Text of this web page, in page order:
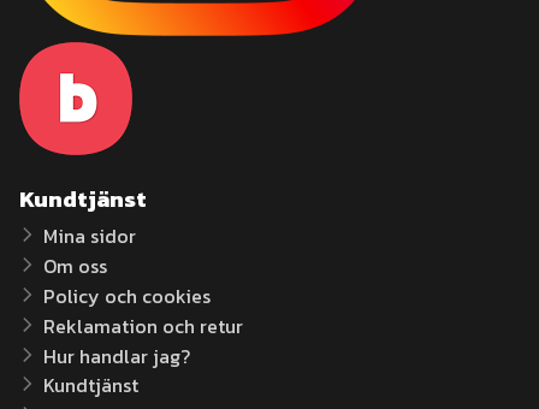
Kundtjänst
Mina sidor
Om oss
Policy och cookies
Reklamation och retur
Hur handlar jag?
Kundtjänst